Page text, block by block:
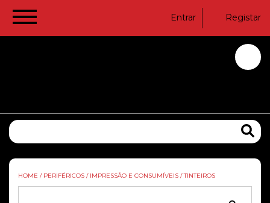
Entrar Registar
HOME / PERIFÉRICOS / IMPRESSÃO E CONSUMÍVEIS / TINTEIROS